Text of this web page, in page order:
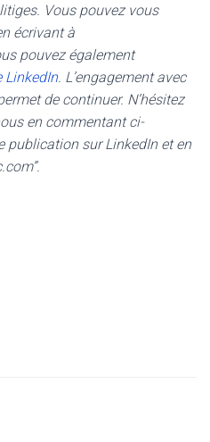
Vous pouvez vous
écrivant à
pouvez également
LinkedIn. L’engagement avec
de continuer. N’hésitez
en commentant ci-
publication sur LinkedIn et en